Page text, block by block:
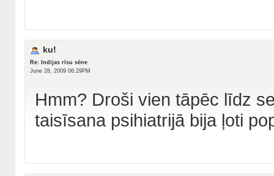
ku!
Re: Indijas rīsu sēne
June 28, 2009 06:29PM
Hmm? Droši vien tāpēc līdz
taisīsana psihiatrijā bija ļoti